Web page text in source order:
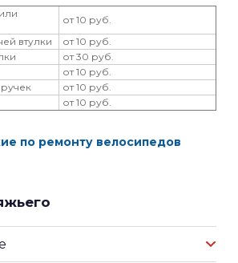
от 10 руб.
втулки
от 10 руб.
от 30 руб.
от 10 руб.
от 10 руб.
от 10 руб.
по ремонту велосипедов